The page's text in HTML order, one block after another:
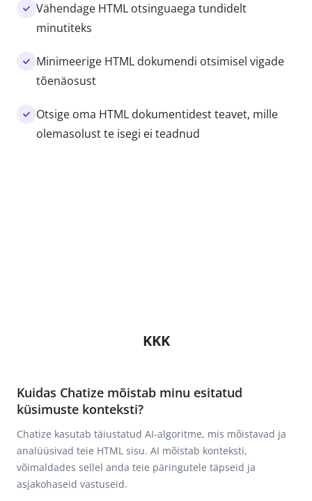
Vähendage HTML otsinguaega tundidelt
minutiteks
Minimeerige HTML dokumendi otsimisel vigade
tõenäosust
Otsige oma HTML dokumentidest teavet, mille
olemasolust te isegi ei teadnud
KKK
Kuidas Chatize mõistab minu esitatud
küsimuste konteksti?
Chatize kasutab täiustatud AI-algoritme, mis mõistavad ja
analüüsivad teie HTML sisu. AI mõistab konteksti,
võimaldades sellel anda teie päringutele täpseid ja
asjakohaseid vastuseid.